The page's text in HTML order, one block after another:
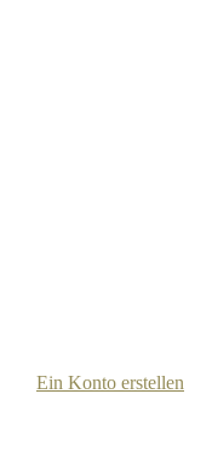
Ein Konto erstellen